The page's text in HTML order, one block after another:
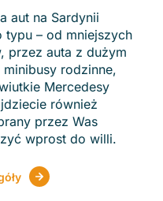
aut na Sardynii
– od mniejszych
przez auta z dużym
rodzinne,
Mercedesy
również
przez Was
wprost do willi.